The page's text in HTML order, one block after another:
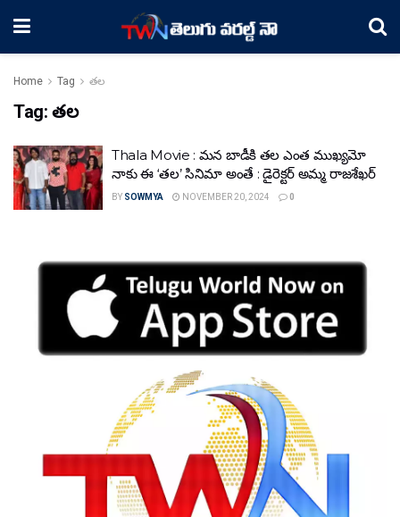
Home Tag తల
Tag: తల
Thala Movie : మన బాడీకి తల ఎంత ముఖ్యమో
నాకు ఈ ‘తల’ సినిమా అంతే : డైరెక్టర్ అమ్మ రాజశేఖర్
BY SOWMYA NOVEMBER 20, 2024 0